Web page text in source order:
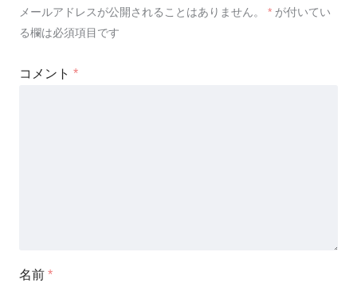
メールアドレスが公開されることはありません。 * が付いてい
る欄は必須項目です
コメント *
名前 *